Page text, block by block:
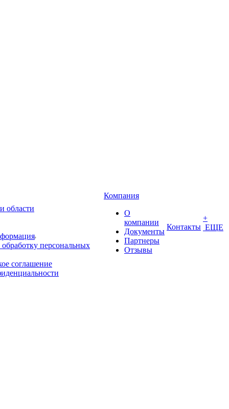
области
персональных
соглашение
Компания
О
компании
Документы
Партнеры
Отзывы
Контакты
+
ЕЩЕ